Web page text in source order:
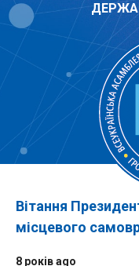
Вітання
місцевого
8 років ago